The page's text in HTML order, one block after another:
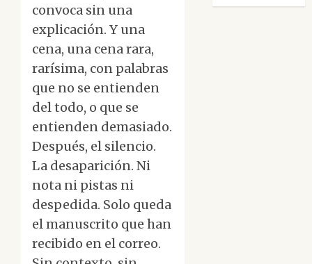
convoca sin una
explicación. Y una
cena, una cena rara,
rarísima, con palabras
que no se entienden
del todo, o que se
entienden demasiado.
Después, el silencio.
La desaparición. Ni
nota ni pistas ni
despedida. Solo queda
el manuscrito que han
recibido en el correo.